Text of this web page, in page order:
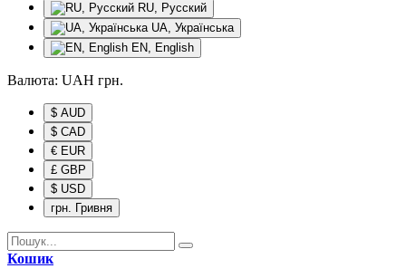
RU, Русский
UA, Українська
EN, English
Валюта: UAH грн.
$ AUD
$ CAD
€ EUR
£ GBP
$ USD
грн. Гривня
Кошик